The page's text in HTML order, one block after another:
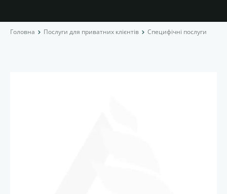
Головна Послуги для приватних клієнтів Специфічні послуги